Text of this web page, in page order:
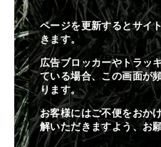
ページを更新するとサイ
きます。
広告ブロッカーやトラッ
ている場合、この画面が
ります。
お客様にはご不便をおか
解いただきますよう、お